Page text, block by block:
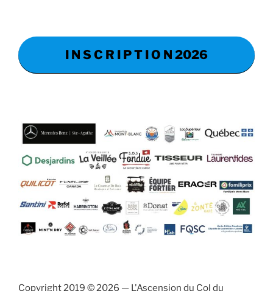
I N S C R I P T I O N 2026
Copyright 2019 © 2026 — L'Ascension du Col du